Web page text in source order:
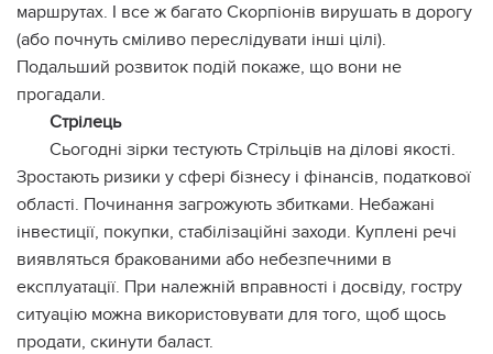
маршрутах. І все ж багато Скорпіонів вирушать в дорогу
(або почнуть сміливо переслідувати інші цілі).
Подальший розвиток подій покаже, що вони не
прогадали.
Стрілець
Сьогодні зірки тестують Стрільців на ділові якості.
Зростають ризики у сфері бізнесу і фінансів, податкової
області. Починання загрожують збитками. Небажані
інвестиції, покупки, стабілізаційні заходи. Куплені речі
виявляться бракованими або небезпечними в
експлуатації. При належній вправності і досвіду, гостру
ситуацію можна використовувати для того, щоб щось
продати, скинути баласт.